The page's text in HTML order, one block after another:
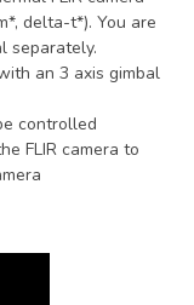
delta-t*). You are
separately.
an 3 axis gimbal
controlled
FLIR camera to